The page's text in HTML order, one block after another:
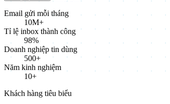
Email gửi mỗi tháng
10M+
Tỉ lệ inbox thành công
98%
Doanh nghiệp tin dùng
500+
Năm kinh nghiệm
10+
Khách hàng tiêu biểu